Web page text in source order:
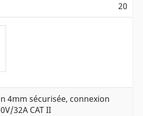
20
4mm sécurisée, connexion
32A CAT II